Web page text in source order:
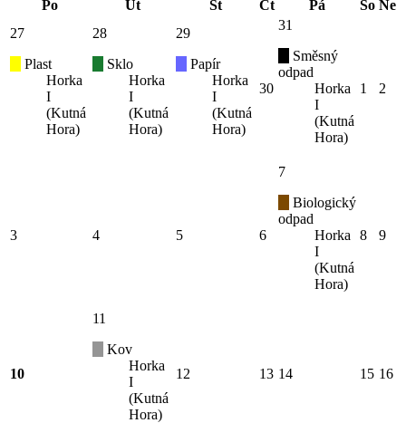
Po Út St Čt Pá So Ne
27
Plast
Horka
I
(Kutná
Hora)
28
Sklo
Horka
I
(Kutná
Hora)
29
Papír
Horka
I
(Kutná
Hora)
30
31
Směsný
odpad
Horka
I
(Kutná
Hora)
1 2
3 4 5 6
7
Biologický
odpad
Horka
I
(Kutná
Hora)
8 9
10
11
Kov
Horka
I
(Kutná
Hora)
12 13 14 15 16